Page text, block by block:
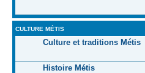
CULTURE MÉTIS
Culture et traditions Métis
Histoire Métis